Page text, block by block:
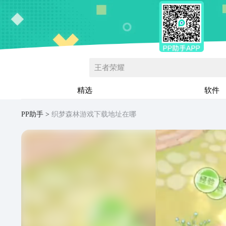
王者荣耀
精选 软件
PP助手 织梦森林游戏下载地址在哪